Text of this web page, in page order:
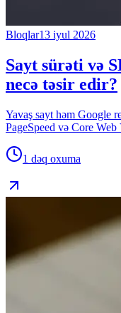
Bloqlar13 iyul 2026
Sayt sürəti və
necə təsir edir?
Yavaş sayt həm Google
PageSpeed və Core Web
1 dəq oxuma